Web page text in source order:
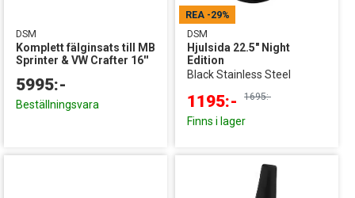
DSM
Komplett fälginsats till MB
Sprinter & VW Crafter 16''
5995:-
Beställningsvara
REA -29%
DSM
Hjulsida 22.5" Night
Edition
Black Stainless Steel
1195:- 1695:-
Finns i lager